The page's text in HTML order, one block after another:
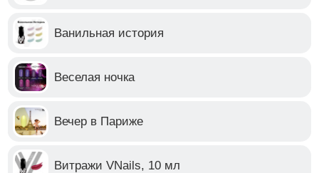
Ванильная история
Веселая ночка
Вечер в Париже
Витражи VNails, 10 мл